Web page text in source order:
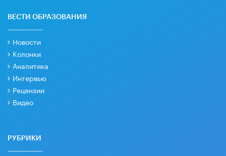
ВЕСТИ ОБРАЗОВАНИЯ
Новости
Колонки
Аналитика
Интервью
Рецензии
Видео
РУБРИКИ